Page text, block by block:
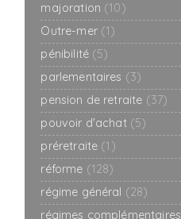
majoration (10)
Outre-mer (1)
pénibilité (5)
parlementaires (3)
pension de retraite (37)
pouvoir d'achat (5)
préretraite (1)
réforme (128)
régime général (28)
régimes complémentaires